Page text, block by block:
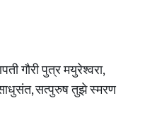
गौरी पुत्र मयुरेश्वरा,
साधुसंत, सत्पुरुष तुझे स्मरण